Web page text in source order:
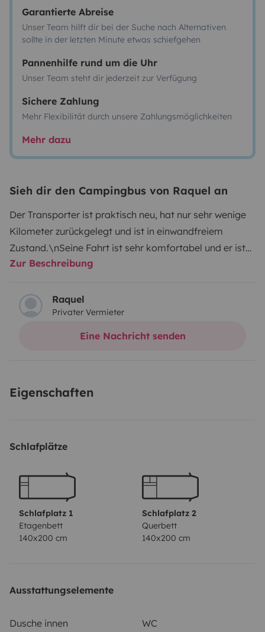
Garantierte Abreise
Unser Team hilft dir bei der Suche nach Alternativen
sollte in der letzten Minute etwas schiefgehen
Pannenhilfe rund um die Uhr
Unser Team steht dir jederzeit zur Verfügung
Sichere Zahlung
Mehr Flexibilität durch unsere Zahlungsmöglichkeiten
Mehr dazu
Sieh dir den Campingbus von Raquel an
Der Transporter ist praktisch neu, hat nur sehr wenige
Kilometer zurückgelegt und ist in einwandfreiem
Zustand.\nSeine Fahrt ist sehr komfortabel und er ist
mit der gesamten nötigen Ausrüstung ausgestattet,
ausgestattete Küche, Bad, Dusche, Warmwasser und
alle Annehmlichkeiten.\nSie bieten Platz für Reisen und
Schlaf für bis zu vier Personen und bieten Ihnen die
verfügt er auch über ein Paddle-Surf, Tische und Stühle
Zur Beschreibung
Raquel
Privater Vermieter
Eine Nachricht senden
Eigenschaften
Schlafplätze
Schlafplatz 1
Etagenbett
140x200 cm
Schlafplatz 2
Querbett
140x200 cm
Ausstattungselemente
Dusche innen WC